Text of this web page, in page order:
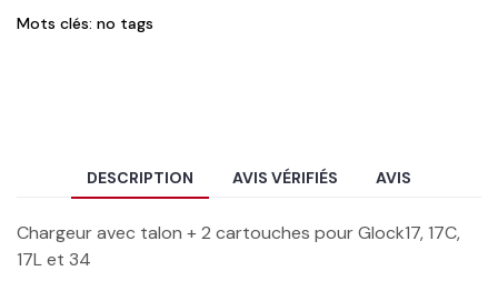
Mots clés: no tags
DESCRIPTION AVIS VÉRIFIÉS AVIS
Chargeur avec talon + 2 cartouches pour Glock17, 17C,
17L et 34